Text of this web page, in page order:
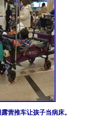
营推车让孩子当病床。